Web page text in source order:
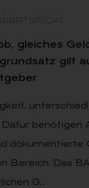
glei­ches
gilt
Dafür benötigen
dokumentierte
Bereich. Das
G…